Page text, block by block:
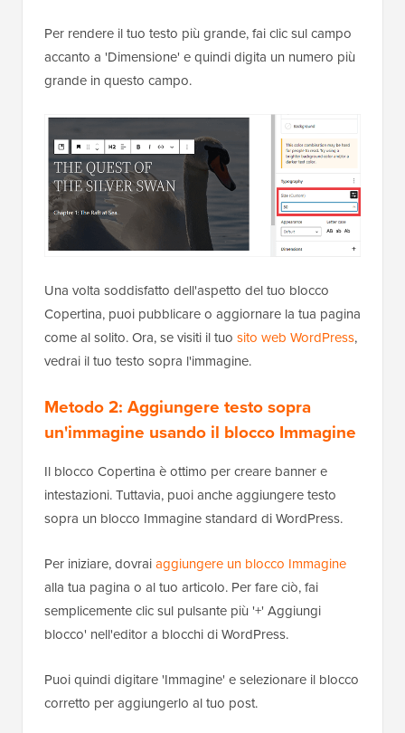
Per rendere il tuo testo più grande, fai clic sul campo
accanto a 'Dimensione' e quindi digita un numero più
grande in questo campo.
Una volta soddisfatto dell'aspetto del tuo blocco
Copertina, puoi pubblicare o aggiornare la tua pagina
come al solito. Ora, se visiti il tuo sito web WordPress,
vedrai il tuo testo sopra l'immagine.
Metodo 2: Aggiungere testo sopra
un'immagine usando il blocco Immagine
Il blocco Copertina è ottimo per creare banner e
intestazioni. Tuttavia, puoi anche aggiungere testo
sopra un blocco Immagine standard di WordPress.
Per iniziare, dovraiaggiungere un blocco Immagine
alla tua pagina o al tuo articolo. Per fare ciò, fai
semplicemente clic sul pulsante più '+' Aggiungi
blocco' nell'editor a blocchi di WordPress.
Puoi quindi digitare 'Immagine' e selezionare il blocco
corretto per aggiungerlo al tuo post.